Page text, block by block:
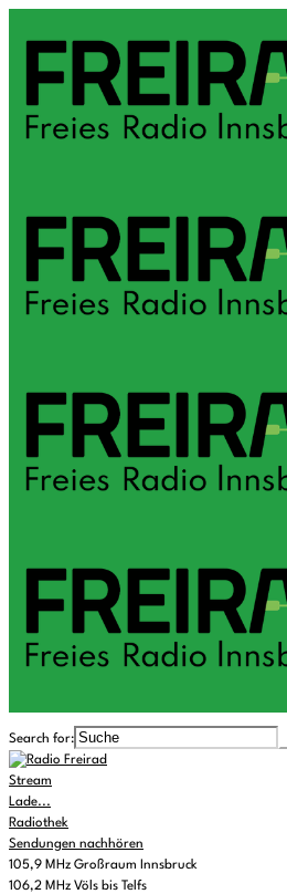
Search for:
Stream
Lade...
Radiothek
Sendungen nachhören
105,9 MHz Großraum Innsbruck
106,2 MHz Völs bis Telfs